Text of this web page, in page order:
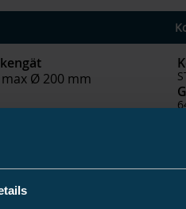
max Ø 200 mm
max Ø 280 mm